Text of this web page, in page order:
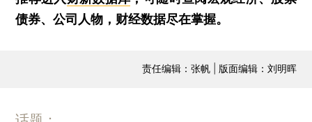
债券、公司人物，财经数据尽在掌握。
责任编辑：张帆 | 版面编辑：刘明晖